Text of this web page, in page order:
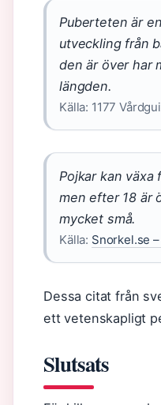
Puberteten är
utveckling från
den är över har
längden.
Källa: 1177
Pojkar kan växa
men efter 18 är
mycket små.
Källa: Snorkel.se
Dessa citat från
ett vetenskapligt
Slutsats